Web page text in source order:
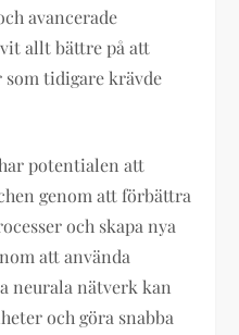
avancerade
allt bättre på att
tidigare krävde
potentialen att
genom att förbättra
och skapa nya
att använda
neurala nätverk kan
och göra snabba